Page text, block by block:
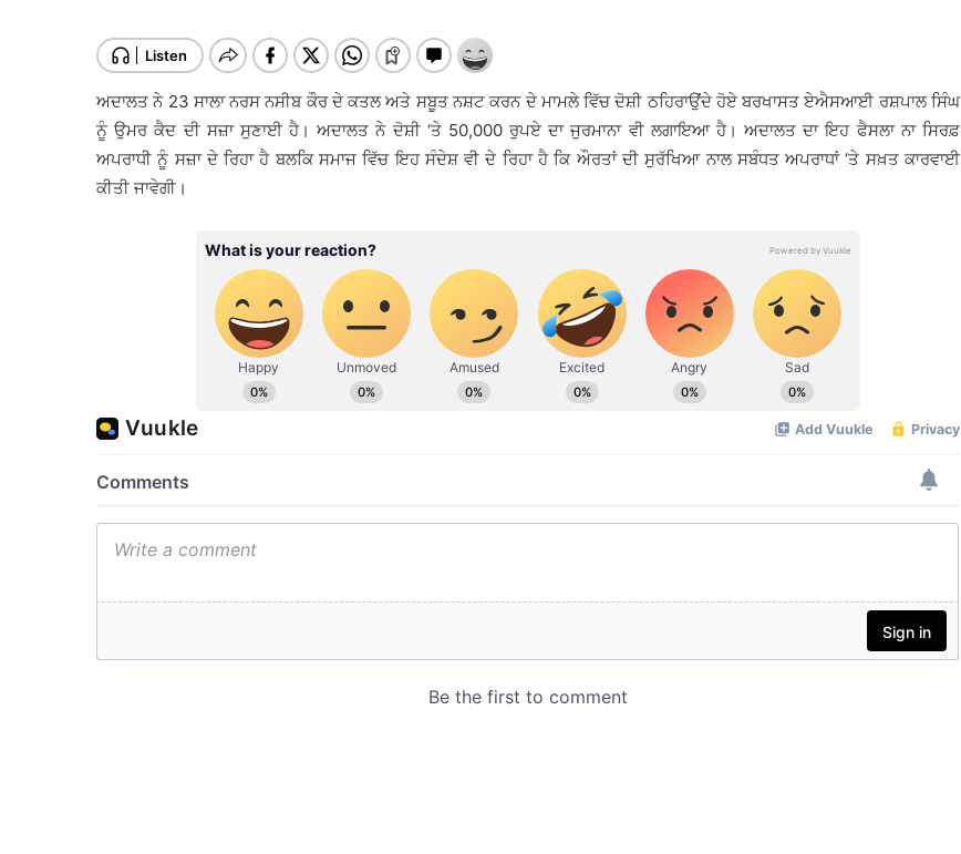
ਅਦਾਲਤ ਨੇ 23 ਸਾਲਾ ਨਰਸ ਨਸੀਬ ਕੌਰ ਦੇ ਕਤਲ ਅਤੇ ਸਬੂਤ ਨਸ਼ਟ ਕਰਨ ਦੇ ਮਾਮਲੇ ਵਿੱਚ ਦੋਸ਼ੀ ਠਹਿਰਾਉਂਦੇ ਹੋਏ ਬਰਖਾਸਤ ਏਐਸਆਈ ਰਸ਼ਪਾਲ ਸਿੰਘ
ਨੂੰ ਉਮਰ ਕੈਦ ਦੀ ਸਜ਼ਾ ਸੁਣਾਈ ਹੈ। ਅਦਾਲਤ ਨੇ ਦੋਸ਼ੀ ‘ਤੇ 50,000 ਰੁਪਏ ਦਾ ਜੁਰਮਾਨਾ ਵੀ ਲਗਾਇਆ ਹੈ। ਅਦਾਲਤ ਦਾ ਇਹ ਫੈਸਲਾ ਨਾ ਸਿਰਫ਼
ਅਪਰਾਧੀ ਨੂੰ ਸਜ਼ਾ ਦੇ ਰਿਹਾ ਹੈ ਬਲਕਿ ਸਮਾਜ ਵਿੱਚ ਇਹ ਸੰਦੇਸ਼ ਵੀ ਦੇ ਰਿਹਾ ਹੈ ਕਿ ਔਰਤਾਂ ਦੀ ਸੁਰੱਖਿਆ ਨਾਲ ਸਬੰਧਤ ਅਪਰਾਧਾਂ ‘ਤੇ ਸਖ਼ਤ ਕਾਰਵਾਈ
ਕੀਤੀ ਜਾਵੇਗੀ।